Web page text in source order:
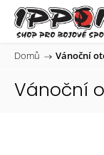
Domů / Vánoční
Vánoční